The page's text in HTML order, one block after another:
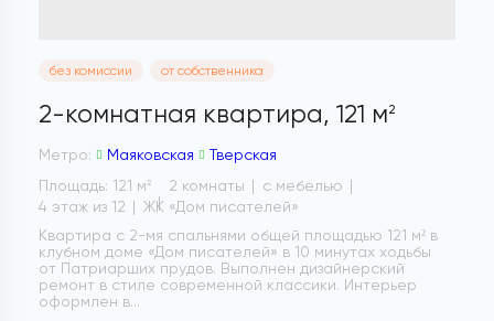
без комиссии от собственника
2-комнатная квартира, 121 м2
Метро: Маяковская
Тверская
Площадь: 121 м 2 2 комнаты
с мебелью
4 этаж из 12
ЖК «Дом писателей»
Квартира с 2-мя спальнями общей площадью 121 м² в
клубном доме «Дом писателей» в 10 минутах ходьбы
от Патриарших прудов. Выполнен дизайнерский
ремонт в стиле современной классики. Интерьер
оформлен в...